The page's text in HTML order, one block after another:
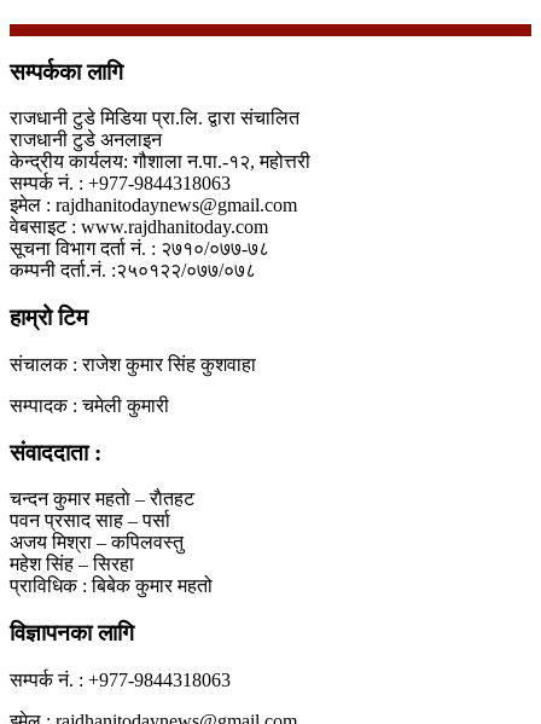
सम्पर्कका लागि
राजधानी टुडे मिडिया प्रा.लि. द्वारा संचालित
राजधानी टुडे अनलाइन
केन्द्रीय कार्यलय: गौशाला न.पा.-१२, महोत्तरी
सम्पर्क नं. : +977-9844318063
इमेल : rajdhanitodaynews@gmail.com
वेबसाइट : www.rajdhanitoday.com
सूचना विभाग दर्ता नं. : २७१०/०७७-७८
कम्पनी दर्ता.नं. :२५०१२२/०७७/०७८
हाम्रो टिम
संचालक : राजेश कुमार सिंह कुशवाहा
सम्पादक : चमेली कुमारी
संवाददाता :
चन्दन कुमार महताे – राैतहट
पवन प्रसाद साह – पर्सा
अजय मिश्रा – कपिलवस्तु
महेश सिंह – सिरहा
प्राविधिक : बिबेक कुमार महतो
विज्ञापनका लागि
सम्पर्क नं. : +977-9844318063